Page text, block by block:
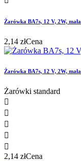
Żarówka BA7s, 12 V, 2W, mała
2,14 złCena
Żarówka BA7s, 12 V, 2W, mała
Żarówki standard





2,14 złCena